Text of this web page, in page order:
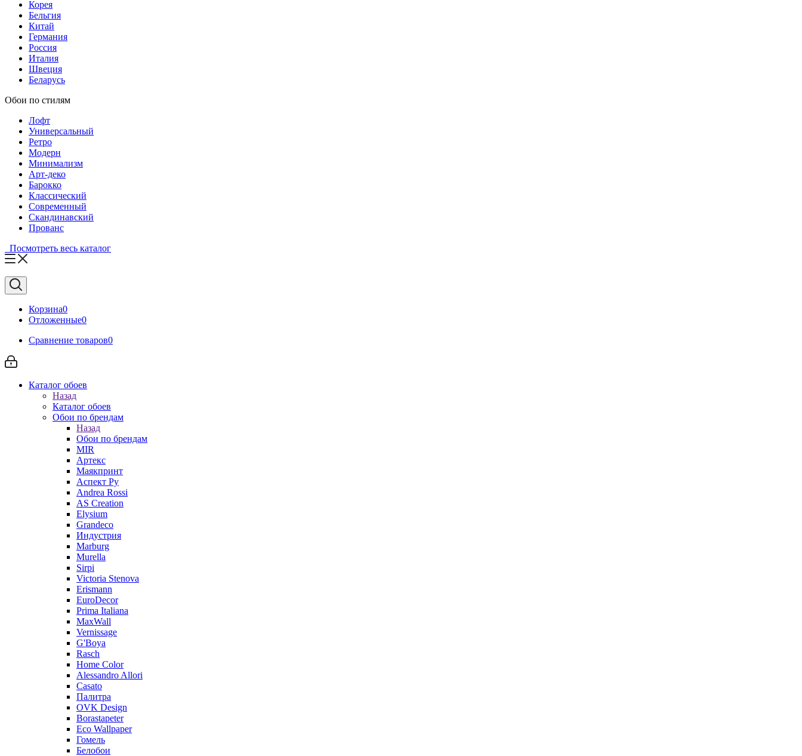
Корея
Бельгия
Китай
Германия
Россия
Италия
Швеция
Беларусь
Обои по стилям
Лофт
Универсальный
Ретро
Модерн
Минимализм
Арт-деко
Барокко
Классический
Современный
Скандинавский
Прованс
Посмотреть весь каталог
Корзина0
Отложенные0
Сравнение товаров0
Каталог обоев
Назад
Каталог обоев
Обои по брендам
Назад
Обои по брендам
MIR
Артекс
Маякпринт
Аспект Ру
Andrea Rossi
AS Creation
Elysium
Grandeco
Индустрия
Marburg
Murella
Sirpi
Victoria Stenova
Erismann
EuroDecor
Prima Italiana
MaxWall
Vernissage
G'Boya
Rasch
Home Color
Alessandro Allori
Casato
Палитра
OVK Design
Borastapeter
Eco Wallpaper
Гомель
Белобои